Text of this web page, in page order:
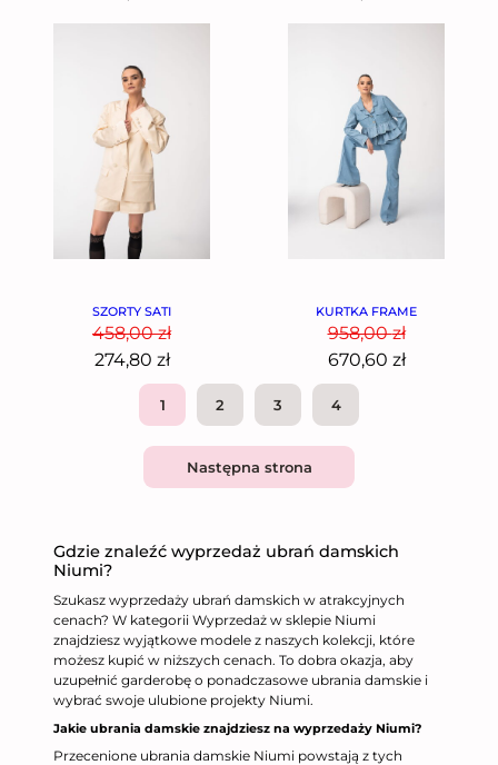
SZORTY SATI
458,00zł
274,80 zł
KURTKA FRAME
958,00zł
670,60 zł
1 2 3 4
Następna strona
Gdzie znaleźć wyprzedaż ubrań damskich
Niumi?
Szukasz wyprzedaży ubrań damskich w atrakcyjnych
cenach? W kategorii Wyprzedaż w sklepie Niumi
znajdziesz wyjątkowe modele z naszych kolekcji, które
możesz kupić w niższych cenach. To dobra okazja, aby
uzupełnić garderobę o ponadczasowe ubrania damskie i
wybrać swoje ulubione projekty Niumi.
Jakie ubrania damskie znajdziesz na wyprzedaży Niumi?
Przecenione ubrania damskie Niumi powstają z tych